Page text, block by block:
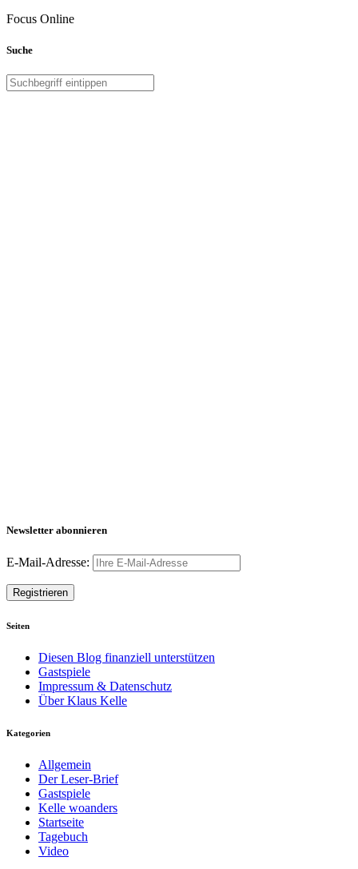
Focus Online
Suche
Newsletter abonnieren
E-Mail-Adresse:
Seiten
Diesen Blog finanziell unterstützen
Gastspiele
Impressum & Datenschutz
Über Klaus Kelle
Kategorien
Allgemein
Der Leser-Brief
Gastspiele
Kelle woanders
Startseite
Tagebuch
Video